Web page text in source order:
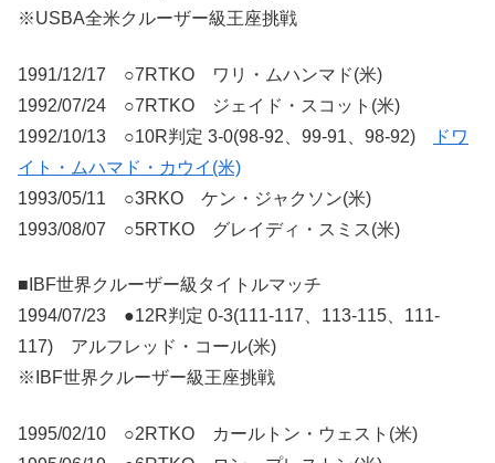
※USBA全米クルーザー級王座挑戦
1991/12/17 ○7RTKO ワリ・ムハンマド(米)
1992/07/24 ○7RTKO ジェイド・スコット(米)
1992/10/13 ○10R判定 3-0(98-92、99-91、98-92)
ドワ
イト・ムハマド・カウイ(米)
1993/05/11 ○3RKO ケン・ジャクソン(米)
1993/08/07 ○5RTKO グレイディ・スミス(米)
■IBF世界クルーザー級タイトルマッチ
1994/07/23 ●12R判定 0-3(111-117、113-115、111-
117) アルフレッド・コール(米)
※IBF世界クルーザー級王座挑戦
1995/02/10 ○2RTKO カールトン・ウェスト(米)